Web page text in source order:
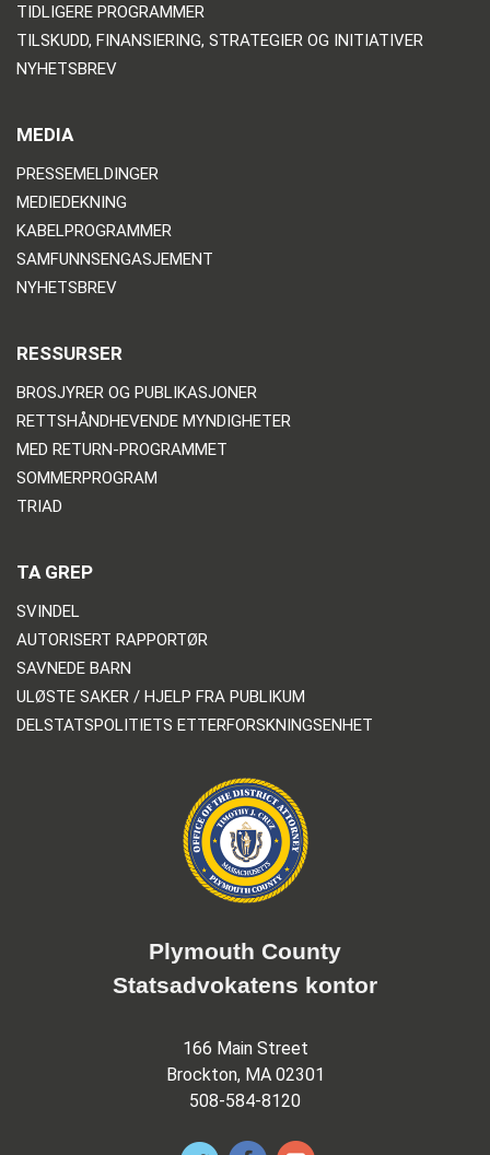
TIDLIGERE PROGRAMMER
TILSKUDD, FINANSIERING, STRATEGIER OG INITIATIVER
NYHETSBREV
MEDIA
PRESSEMELDINGER
MEDIEDEKNING
KABELPROGRAMMER
SAMFUNNSENGASJEMENT
NYHETSBREV
RESSURSER
BROSJYRER OG PUBLIKASJONER
RETTSHÅNDHEVENDE MYNDIGHETER
MED RETURN-PROGRAMMET
SOMMERPROGRAM
TRIAD
TA GREP
SVINDEL
AUTORISERT RAPPORTØR
SAVNEDE BARN
ULØSTE SAKER / HJELP FRA PUBLIKUM
DELSTATSPOLITIETS ETTERFORSKNINGSENHET
Plymouth County
Statsadvokatens kontor
166 Main Street
Brockton, MA 02301
508-584-8120